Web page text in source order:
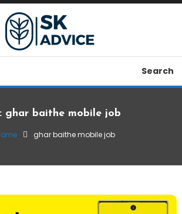
Advice, Sahi Paise
Search
ghar baithe mobile job
ghar baithe mobile job